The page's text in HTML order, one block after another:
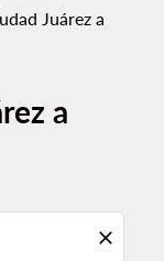
Juárez a
a
close
con días